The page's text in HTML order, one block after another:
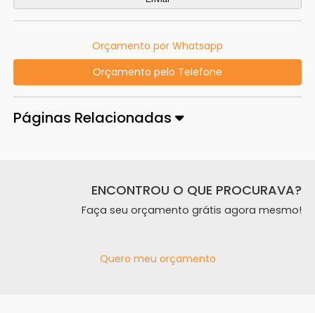
Orçamento por Whatsapp
Orçamento pelo Telefone
Páginas Relacionadas
ENCONTROU O QUE PROCURAVA?
Faça seu orçamento grátis agora mesmo!
Quero meu orçamento